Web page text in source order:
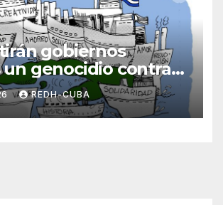
gobiernos
un genocidio contra
Hedelberto López
REDH-CUBA